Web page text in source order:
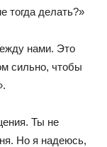
тогда делать?»
нами. Это
сильно, чтобы
Ты не
Но я надеюсь,